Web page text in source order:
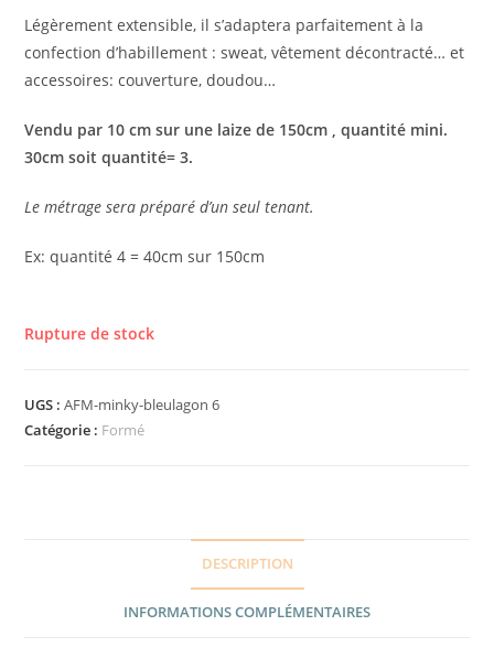
Légèrement extensible, il s’adaptera parfaitement à la
confection d’habillement : sweat, vêtement décontracté… et
accessoires: couverture, doudou…
Vendu par 10 cm sur une laize de 150cm , quantité mini.
30cm soit quantité= 3.
Le métrage sera préparé d’un seul tenant.
Ex: quantité 4 = 40cm sur 150cm
Rupture de stock
UGS :AFM-minky-bleulagon 6
Catégorie : Formé
DESCRIPTION
INFORMATIONS COMPLÉMENTAIRES